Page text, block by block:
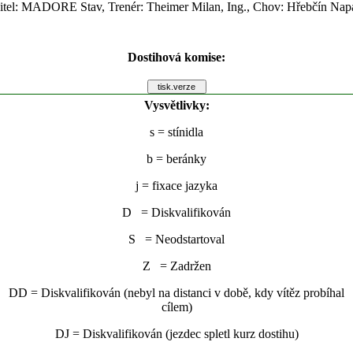
MADORE Stav, Trenér: Theimer Milan, Ing., Chov: Hřebčín
Dostihová komise:
Vysvětlivky:
s = stínidla
b = beránky
j = fixace jazyka
D = Diskvalifikován
S = Neodstartoval
Z = Zadržen
DD = Diskvalifikován (nebyl na distanci v době, kdy vítěz probíhal
cílem)
DJ = Diskvalifikován (jezdec spletl kurz dostihu)